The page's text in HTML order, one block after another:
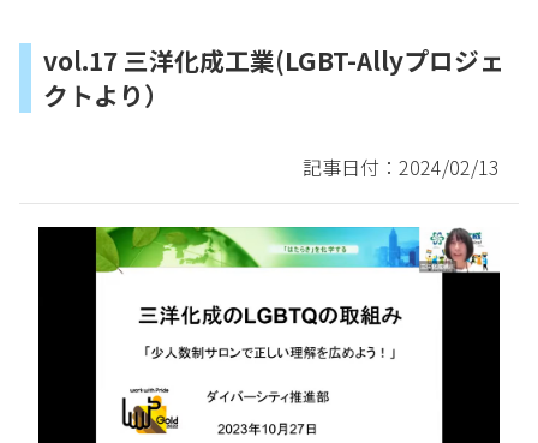
vol.17 三洋化成工業(LGBT-Allyプロジェ
クトより）
記事日付：2024/02/13